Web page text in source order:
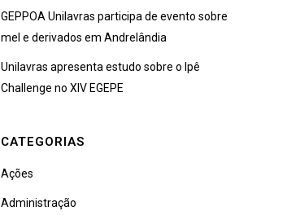
GEPPOA Unilavras participa de evento sobre
mel e derivados em Andrelândia
Unilavras apresenta estudo sobre o Ipê
Challenge no XIV EGEPE
CATEGORIAS
Ações
Administração